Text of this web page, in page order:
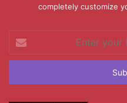
completely customize
your
Email